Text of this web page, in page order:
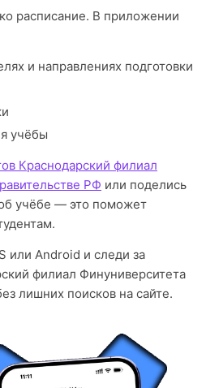
расписание. В приложении
и направлениях подготовки
учёбы
Краснодарский филиал
РФ или поделись
учёбе — это поможет
или Android и следи за
филиал Финуниверситета
лишних поисков на сайте.